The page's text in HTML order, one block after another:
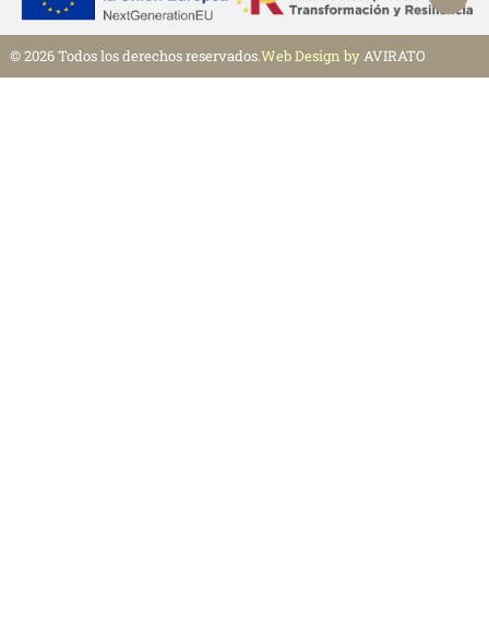
© 2026 Todos los derechos reservados.Web Design byAVIRATO